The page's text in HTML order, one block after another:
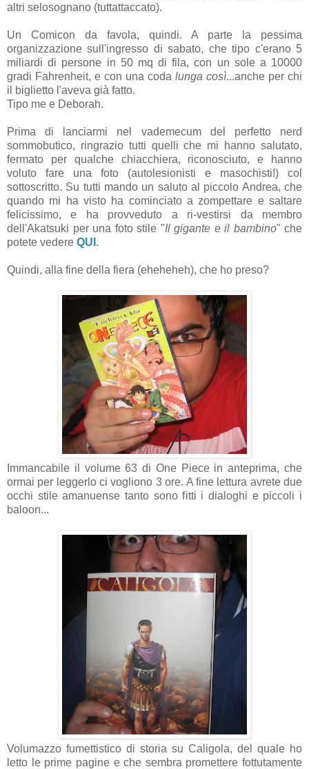
altri selosognano (tuttattaccato).
Un Comicon da favola, quindi. A parte la pessima
organizzazione sull'ingresso di sabato, che tipo c'erano 5
miliardi di persone in 50 mq di fila, con un sole a 10000
gradi Fahrenheit, e con una coda lunga così...anche per chi
il biglietto l'aveva già fatto.
Tipo me e Deborah.
Prima di lanciarmi nel vademecum del perfetto nerd
sommobutico, ringrazio tutti quelli che mi hanno salutato,
fermato per qualche chiacchiera, riconosciuto, e hanno
voluto fare una foto (autolesionisti e masochisti!) col
sottoscritto. Su tutti mando un saluto al piccolo Andrea, che
quando mi ha visto ha cominciato a zompettare e saltare
felicissimo, e ha provveduto a ri-vestirsi da membro
dell'Akatsuki per una foto stile "Il gigante e il bambino" che
potete vedere QUI .
Quindi, alla fine della fiera (eheheheh), che ho preso?
Immancabile il volume 63 di One Piece in anteprima, che
ormai per leggerlo ci vogliono 3 ore. A fine lettura avrete due
occhi stile amanuense tanto sono fitti i dialoghi e piccoli i
baloon...
Volumazzo fumettistico di storia su Caligola, del quale ho
letto le prime pagine e che sembra promettere fottutamente